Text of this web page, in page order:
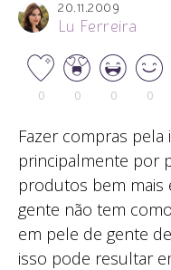
20.11.2009
Lu Ferreira
0 0 0 0
Fazer compras
principalmente por
produtos bem mais
gente não tem
em pele de gente
isso pode resultar